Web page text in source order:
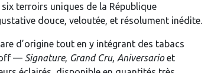
terroirs uniques de la République
douce, veloutée, et résolument inédite.
d’origine tout en y intégrant des tabacs
— Signature, Grand Cru, Aniversarioet